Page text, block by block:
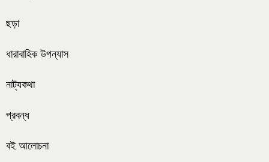
ছড়া
ধারাবাহিক উপন্যাস
নাট্যকথা
প্রবন্ধ
বই আলোচনা